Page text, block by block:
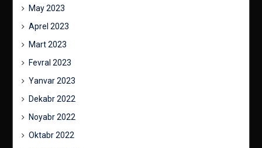
May 2023
Aprel 2023
Mart 2023
Fevral 2023
Yanvar 2023
Dekabr 2022
Noyabr 2022
Oktabr 2022